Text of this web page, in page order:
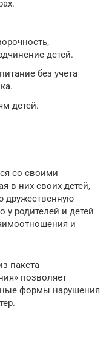
детей.
без учета
детей.
со своими
в них своих детей,
дружественную
у родителей и детей
и
пакета
позволяет
формы нарушения